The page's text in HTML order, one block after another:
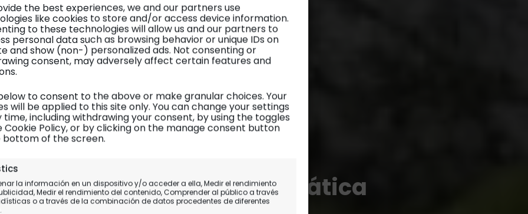
the best experiences, we and our partners use
like cookies to store and/or access device information.
to these technologies will allow us and our partners to
personal data such as browsing behavior or unique IDs on
and show (non-) personalized ads. Not consenting or
consent, may adversely affect certain features and
to consent to the above or make granular choices. Your
will be applied to this site only. You can change your settings
time, including withdrawing your consent, by using the toggles
Cookie Policy, or by clicking on the manage consent button
of the screen.
la información en un dispositivo y/o acceder a ella, Medir el rendimiento
Medir el rendimiento del contenido, Comprender al público a través
o a través de la combinación de datos procedentes de diferentes
tras una enigmática